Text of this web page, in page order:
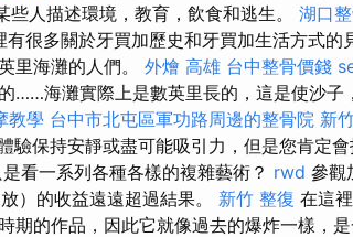
人描述環境，教育，飲食和逃生。 湖口
有很多關於牙買加歷史和牙買加生活方式的
里海灘的人們。 外燴 高雄 台中整骨價錢
……海灘實際上是數英里長的，這是使沙子
教學 台中市北屯區軍功路周邊的整骨院 新
驗保持安靜或盡可能吸引力，但是您肯定
看一系列各種各樣的複雜藝術？ rwd 參觀
）的收益遠遠超過結果。 新竹 整復 在這
期的作品，因此它就像過去的爆炸一樣，